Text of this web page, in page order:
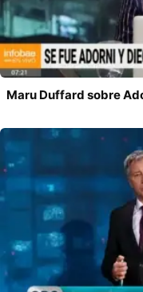
Maru Duffard sobre